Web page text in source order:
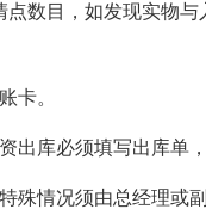
数目，如发现实物
卡。
出库必须填写出库单
殊情况须由总经理或